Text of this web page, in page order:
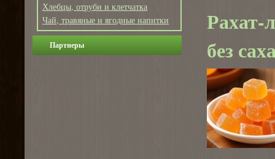
Хлебцы, отруби и клетчатка
Чай, травяные и ягодные напитки
Партнеры
Рахат-
без